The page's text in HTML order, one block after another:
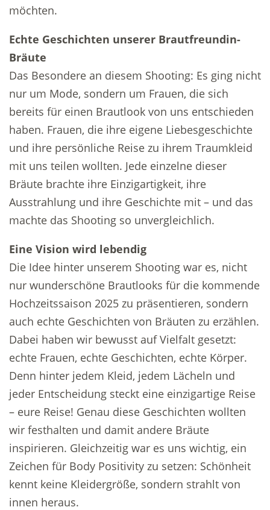
möchten.
Echte Geschichten unserer Brautfreundin-
Bräute
Das Besondere an diesem Shooting: Es ging nicht
nur um Mode, sondern um Frauen, die sich
bereits für einen Brautlook von uns entschieden
haben. Frauen, die ihre eigene Liebesgeschichte
und ihre persönliche Reise zu ihrem Traumkleid
mit uns teilen wollten. Jede einzelne dieser
Bräute brachte ihre Einzigartigkeit, ihre
Ausstrahlung und ihre Geschichte mit – und das
machte das Shooting so unvergleichlich.
Eine Vision wird lebendig
Die Idee hinter unserem Shooting war es, nicht
nur wunderschöne Brautlooks für die kommende
Hochzeitssaison 2025 zu präsentieren, sondern
auch echte Geschichten von Bräuten zu erzählen.
Dabei haben wir bewusst auf Vielfalt gesetzt:
echte Frauen, echte Geschichten, echte Körper.
Denn hinter jedem Kleid, jedem Lächeln und
jeder Entscheidung steckt eine einzigartige Reise
– eure Reise! Genau diese Geschichten wollten
wir festhalten und damit andere Bräute
inspirieren. Gleichzeitig war es uns wichtig, ein
Zeichen für Body Positivity zu setzen: Schönheit
kennt keine Kleidergröße, sondern strahlt von
innen heraus.